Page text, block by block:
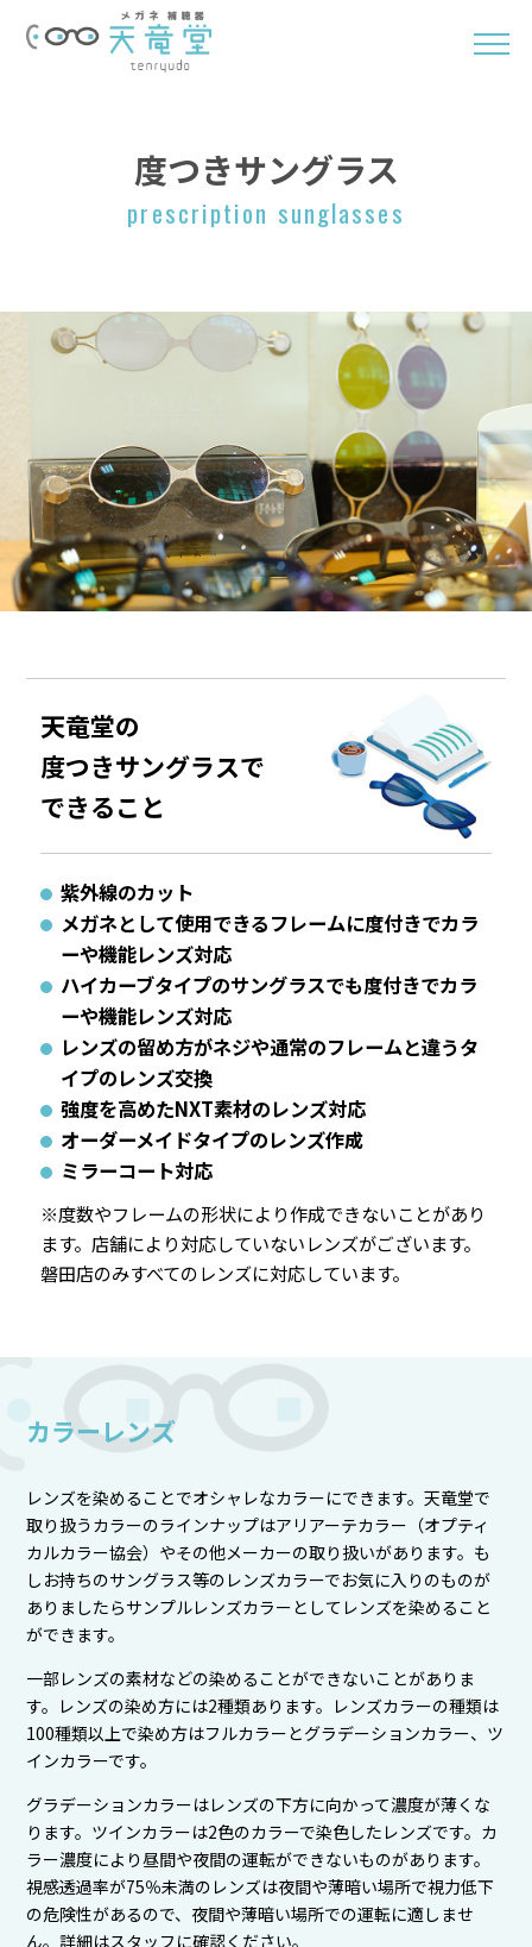
度つきサングラス
prescription sunglasses
天竜堂の
度つきサングラスで
できること
紫外線のカット
メガネとして使用できるフレームに度付きでカラ
ーや機能レンズ対応
ハイカーブタイプのサングラスでも度付きでカラ
ーや機能レンズ対応
レンズの留め方がネジや通常のフレームと違うタ
イプのレンズ交換
強度を高めたNXT素材のレンズ対応
オーダーメイドタイプのレンズ作成
ミラーコート対応
※度数やフレームの形状により作成できないことがあり
ます。店舗により対応していないレンズがございます。
磐田店のみすべてのレンズに対応しています。
カラーレンズ
レンズを染めることでオシャレなカラーにできます。天竜堂で
取り扱うカラーのラインナップはアリアーテカラー（オプティ
カルカラー協会）やその他メーカーの取り扱いがあります。も
しお持ちのサングラス等のレンズカラーでお気に入りのものが
ありましたらサンプルレンズカラーとしてレンズを染めること
ができます。
一部レンズの素材などの染めることができないことがありま
す。レンズの染め方には2種類あります。レンズカラーの種類は
100種類以上で染め方はフルカラーとグラデーションカラー、ツ
インカラーです。
グラデーションカラーはレンズの下方に向かって濃度が薄くな
ります。ツインカラーは2色のカラーで染色したレンズです。カ
ラー濃度により昼間や夜間の運転ができないものがあります。
視感透過率が75％未満のレンズは夜間や薄暗い場所で視力低下
の危険性があるので、夜間や薄暗い場所での運転に適しませ
ん。詳細はスタッフに確認ください。